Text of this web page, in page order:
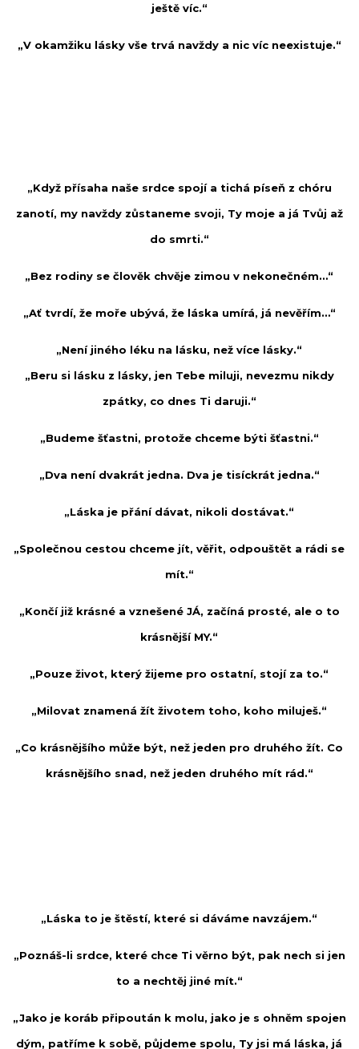
ještě víc.“
„V okamžiku lásky vše trvá navždy a nic víc neexistuje.“
„Když přísaha naše srdce spojí a tichá píseň z chóru
zanotí, my navždy zůstaneme svoji, Ty moje a já Tvůj až
do smrti.“
„Bez rodiny se člověk chvěje zimou v nekonečném…“
„Ať tvrdí, že moře ubývá, že láska umírá, já nevěřím…“
„Není jiného léku na lásku, než více lásky.“
„Beru si lásku z lásky, jen Tebe miluji, nevezmu nikdy
zpátky, co dnes Ti daruji.“
„Budeme šťastni, protože chceme býti šťastni.“
„Dva není dvakrát jedna. Dva je tisíckrát jedna.“
„Láska je přání dávat, nikoli dostávat.“
„Společnou cestou chceme jít, věřit, odpouštět a rádi se
mít.“
„Končí již krásné a vznešené JÁ, začíná prosté, ale o to
krásnější MY.“
„Pouze život, který žijeme pro ostatní, stojí za to.“
„Milovat znamená žít životem toho, koho miluješ.“
„Co krásnějšího může být, než jeden pro druhého žít. Co
krásnějšího snad, než jeden druhého mít rád.“
„Láska to je štěstí, které si dáváme navzájem.“
„Poznáš-li srdce, které chce Ti věrno být, pak nech si jen
to a nechtěj jiné mít.“
„Jako je koráb připoután k molu, jako je s ohněm spojen
dým, patříme k sobě, půjdeme spolu, Ty jsi má láska, já